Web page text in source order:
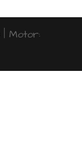
| Motor: